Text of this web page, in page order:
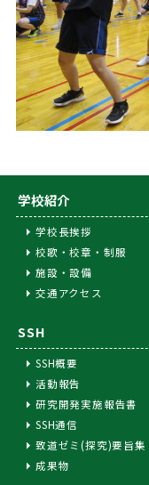
学校紹介
学校長挨拶
校歌・校章・制服
施設・設備
交通アクセス
SSH
SSH概要
活動報告
研究開発実施報告書
SSH通信
致道ゼミ(探究)要旨集
成果物